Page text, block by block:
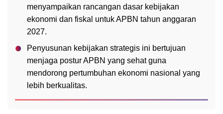
menyampaikan rancangan dasar kebijakan
ekonomi dan fiskal untuk APBN tahun anggaran
2027.
Penyusunan kebijakan strategis ini bertujuan
menjaga postur APBN yang sehat guna
mendorong pertumbuhan ekonomi nasional yang
lebih berkualitas.